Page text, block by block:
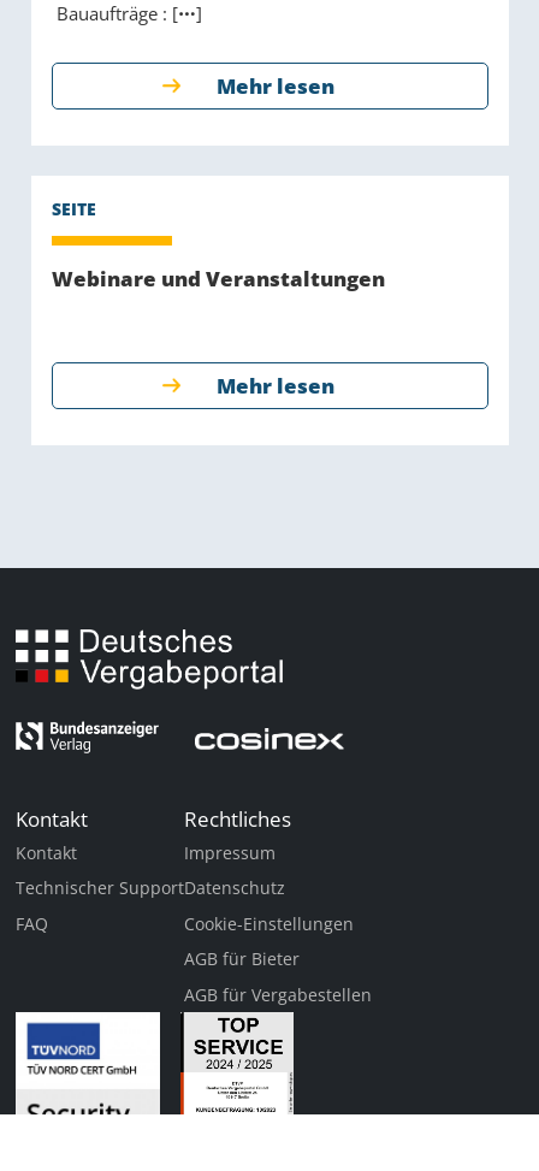
Bauaufträge : [
]
Mehr lesen
Webinare und Veranstaltungen
Mehr lesen
Kontakt
Kontakt
Technischer Support
FAQ
Rechtliches
Impressum
Datenschutz
Cookie-Einstellungen
AGB für Bieter
AGB für Vergabestellen